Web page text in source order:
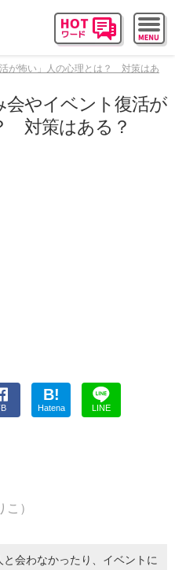
が怖い」人の心理とは？ 対策はあ
やイベント復活が
対策はある？
B!
Hatena LINE
）
会わなかったり、イベントに